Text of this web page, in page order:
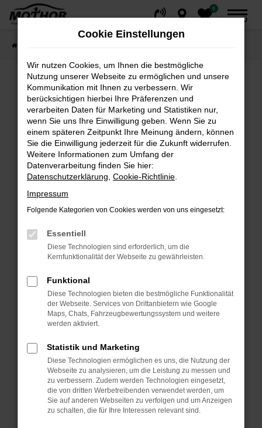
Zum
0
MENÜ
Fehler: Network Error
Beim Laden ist ein Fehler aufgetreten.
Hier sind ein paar Tipps, die dir helfen können:
Überprüfe deine Firewall und deine
Internetverbindung.
Suchmaschine?
Manche Erweiterungen, wie Werbeblocker,
können das Laden bestimmter Seiten
verhindern. Funktioniert die Seite in einem
Fenster?
Starte dein Gerät neu.
Das kann manchmal helfen, vorübergehende
Probleme zu beheben.
Stelle sicher, dass dein Browser und dein
Betriebssystem auf dem neuesten Stand
sind.
Veraltete Software birgt nicht nur ein
Sicherheitsrisiko, sondern kann auch dazu
führen, dass bestimmte Funktionen nicht mehr
Cookie Einstellungen
Wir nutzen Cookies, um Ihnen die bestmögliche
Nutzung unserer Webseite zu ermöglichen und unsere
Kommunikation mit Ihnen zu verbessern. Wir
berücksichtigen hierbei Ihre Präferenzen und
verarbeiten Daten für Marketing und Statistiken nur,
wenn Sie uns Ihre Einwilligung geben. Wenn Sie zu
einem späteren Zeitpunkt Ihre Meinung ändern, können
Sie die Einwilligung jederzeit für die Zukunft widerrufen.
Weitere Informationen zum Umfang der
Datenverarbeitung finden Sie hier:
Datenschutzerklärung Cookie-Richtlinie
Impressum
Folgende Kategorien von Cookies werden von uns eingesetzt:
Essentiell
Diese Technologien sind erforderlich, um die
Kernfunktionalität der Webseite zu gewährleisten.
Funktional
Diese Technologien bieten die bestmögliche Funktionalität
der Webseite. Services von Drittanbietern wie Google
Maps, Chats, Fahrzeugbewertungssystem und weitere
werden aktiviert.
Statistik und Marketing
Diese Technologien ermöglichen es uns, die Nutzung der
Webseite zu analysieren, um die Leistung zu messen und
zu verbessern. Zudem werden Technologien eingesetzt,
die von dritten Werbetreibenden verwendet werden, um
Sie auf anderen Webseiten zu verfolgen und um Anzeigen
zu schalten, die für Ihre Interessen relevant sind.